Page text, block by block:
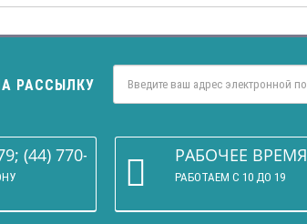
РАССЫЛКУ
(44) 770-86-68 РАБОЧЕЕ ВРЕМЯ
РАБОТАЕМ С 10 ДО 19